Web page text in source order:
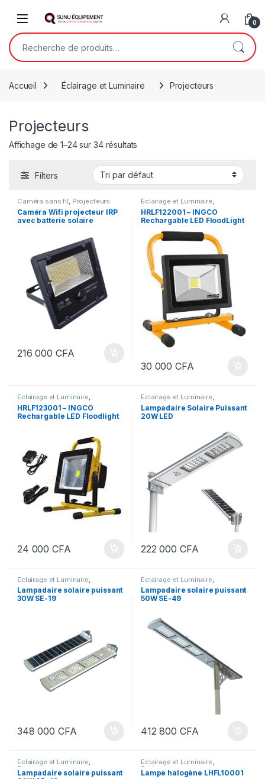
Open 0
Recherche pour :
Accueil Éclairage et Luminaire Projecteurs
Projecteurs
Affichage de 1–24 sur 34 résultats
Filters
Caméra sans fil, Projecteurs
Caméra Wifi projecteur IRP
avec batterie solaire
216 000 CFA
Éclairage et Luminaire,
Projecteurs
HRLF122001 – INGCO
Rechargable LED FloodLight
30 000CFA
Éclairage et Luminaire,
Projecteurs
HRLF123001 – INGCO
Rechargable LED Floodlight
24 000CFA
Éclairage et Luminaire,
Projecteurs
Lampadaire Solaire Puissant
20W LED
222 000 CFA
Éclairage et Luminaire
Projecteurs
Lampadaire solaire puissant
30W SE-19
348 000 CFA
Éclairage et Luminaire
Projecteurs
Lampadaire solaire puissant
50W SE-49
412 800 CFA
Éclairage et Luminaire,
Projecteurs
Lampadaire solaire puissant
Éclairage et Luminaire,
Projecteurs
Lampe halogène LHFL10001